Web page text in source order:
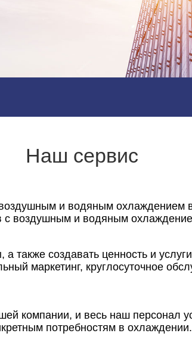
Наш сервис
и водяным
с воздушным и водяным
также создавать ценность и
маркетинг, круглосуточное
компании, и весь наш персонал
потребностям в охлаждении.